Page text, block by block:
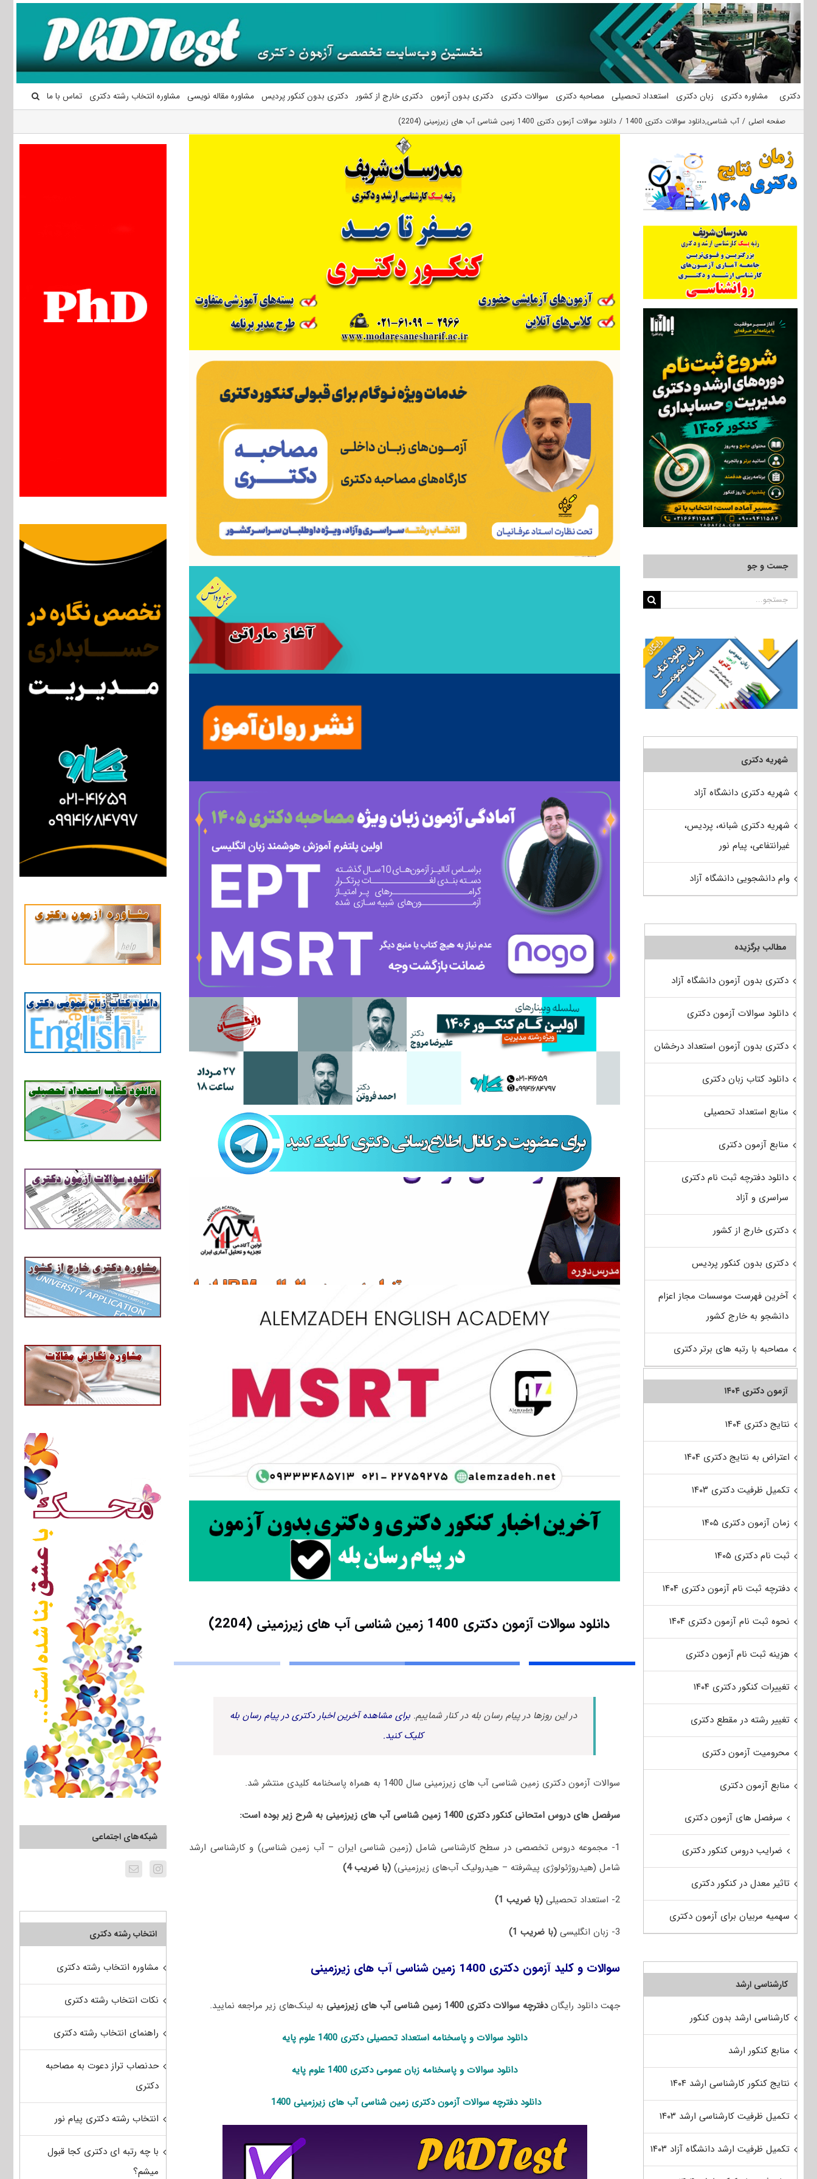
محتوا
دکتری مشاوره دکتری زبان دکتری استعداد تحصیلی مصاحبه دکتری سوالات دکتری دکتری بدون آزمون دکتری خارج از کشور دکتری بدون کنکور پردیس مشاوره مقاله نویسی مشاوره انتخاب رشته دکتری تماس با ما
صفحه اصلی آب شناسی,دانلود سوالات دکتری 1400 دانلود سوالات آزمون دکتری 1400 زمین شناسی آب ‌های زیرزمینی (2204)
دانلود سوالات آزمون دکتری 1400 زمین شناسی آب ‌های زیرزمینی (2204)
در این روزها در پیام رسان بله در کنار شماییم. برای مشاهده آخرین اخبار دکتری در پیام رسان بله
کلیک کنید.
سوالات آزمون دکتری زمین شناسی آب ‌های زیرزمینی سال 1400 به همراه پاسخنامه کلیدی منتشر شد.
سرفصل های دروس امتحانی کنکور دکتری 1400 زمین شناسی آب ‌های زیرزمینی به شرح زیر بوده است:
1- مجموعه دروس تخصصی در سطح کارشناسی شامل (زمین شناسی ایران – آب زمین شناسی) و کارشناسی ارشد
شامل (هیدروژئولوژی پیشرفته – هیدرولیک آب‌های زیرزمینی) (با ضریب 4)
2- استعداد تحصیلی (با ضریب 1)
3- زبان انگلیسی (با ضریب 1)
سوالات و کلید آزمون دکتری 1400 زمین شناسی آب ‌های زیرزمینی
جهت دانلود رایگاندفترچه سوالات دکتری 1400 زمین شناسی آب ‌های زیرزمینی به لینک‌های زیر مراجعه نمایید.
دانلود سوالات و پاسخنامه استعداد تحصیلی دکتری 1400 علوم پایه
دانلود سوالات و پاسخنامه زبان عمومی دکتری 1400 علوم پایه
دانلود دفترچه سوالات آزمون دکتری زمین شناسی آب ‌های زیرزمینی 1400
شبکه‌های اجتماعی
انتخاب رشته دکتری
مشاوره انتخاب رشته دکتری
نکات انتخاب رشته دکتری
راهنمای انتخاب رشته دکتری
حدنصاب تراز دعوت به مصاحبه
دکتری
انتخاب رشته دکتری پیام نور
با چه رتبه ای دکتری کجا قبول
میشم؟
جست و جو
جستجو
شهریه دکتری
شهریه دکتری دانشگاه آزاد
شهریه دکتری شبانه، پردیس،
غیرانتفاعی، پیام نور
وام دانشجویی دانشگاه آزاد
مطالب برگزیده
دکتری بدون آزمون دانشگاه آزاد
دانلود سوالات آزمون دکتری
دکتری بدون آزمون استعداد درخشان
دانلود کتاب زبان دکتری
منابع استعداد تحصیلی
منابع آزمون دکتری
دانلود دفترچه ثبت نام دکتری
سراسری و آزاد
دکتری خارج از کشور
دکتری بدون کنکور پردیس
آخرین فهرست موسسات مجاز اعزام
دانشجو به خارج کشور
مصاحبه با رتبه های برتر دکتری
آزمون دکتری ۱۴۰۴
نتایج دکتری ۱۴۰۴
اعتراض به نتایج دکتری ۱۴۰۴
تکمیل ظرفیت دکتری ۱۴۰۳
زمان آزمون دکتری ۱۴۰۵
ثبت نام دکتری ۱۴۰۵
دفترچه ثبت نام آزمون دکتری ۱۴۰۴
نحوه ثبت نام آزمون دکتری ۱۴۰۴
هزینه ثبت نام آزمون دکتری
تغییرات کنکور دکتری ۱۴۰۴
تغییر رشته در مقطع دکتری
محرومیت آزمون دکتری
منابع آزمون دکتری
سرفصل های آزمون دکتری
ضرایب دروس کنکور دکتری
تاثیر معدل در کنکور دکتری
سهمیه مربیان برای آزمون دکتری
کارشناسی ارشد
کارشناسی ارشد بدون کنکور
منابع کنکور ارشد
نتایج کنکور کارشناسی ارشد ۱۴۰۴
تکمیل ظرفیت کارشناسی ارشد ۱۴۰۳
تکمیل ظرفیت ارشد دانشگاه آزاد ۱۴۰۳